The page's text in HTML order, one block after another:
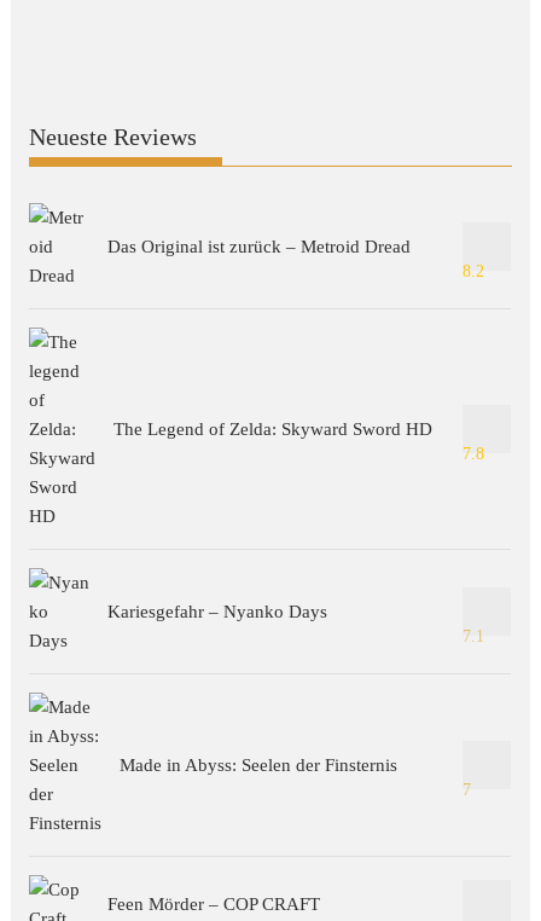
Neueste Reviews
Das Original ist zurück – Metroid Dread
8.2
The Legend of Zelda: Skyward Sword HD
7.8
Kariesgefahr – Nyanko Days
7.1
Made in Abyss: Seelen der Finsternis
7
Feen Mörder – COP CRAFT